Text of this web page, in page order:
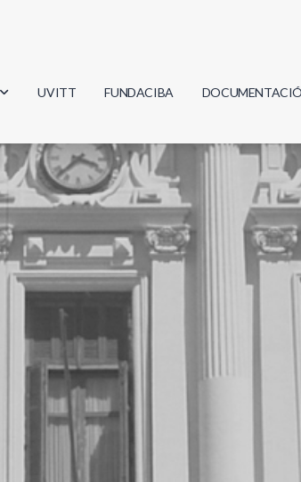
UVITT FUNDACIBA
Actas
Reglamentos
Documentos